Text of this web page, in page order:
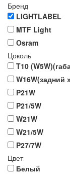
Бренд
LIGHTLABEL
MTF Light
Osram
Цоколь
T10
W16W(задний
P21W
P21/5W
W21W
W21/5W
P27/7W
Цвет
Белый